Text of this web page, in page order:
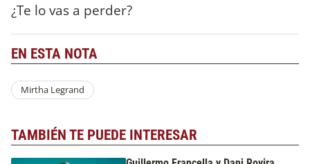
¿Te lo vas a perder?
EN ESTA NOTA
Mirtha Legrand
TAMBIÉN TE PUEDE INTERESAR